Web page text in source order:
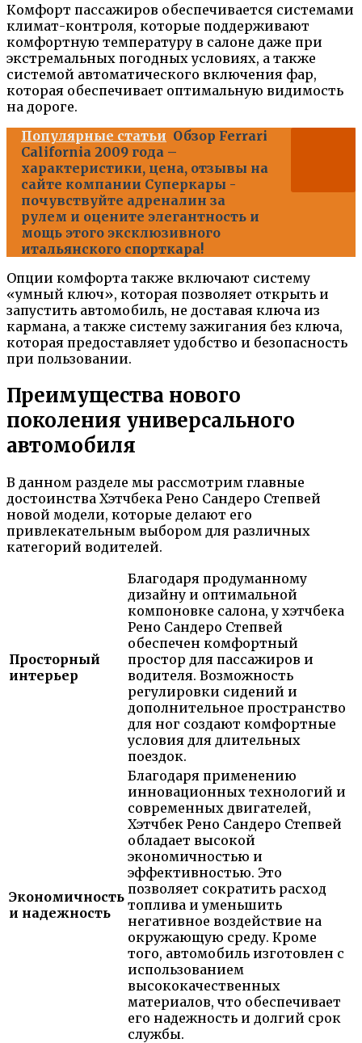
Комфорт пассажиров обеспечивается системами
климат-контроля, которые поддерживают
комфортную температуру в салоне даже при
экстремальных погодных условиях, а также
системой автоматического включения фар,
которая обеспечивает оптимальную видимость
на дороге.
Популярные статьи Обзор Ferrari
California 2009 года –
характеристики, цена, отзывы на
сайте компании Суперкары -
почувствуйте адреналин за
рулем и оцените элегантность и
мощь этого эксклюзивного
итальянского спорткара!
Опции комфорта также включают систему
«умный ключ», которая позволяет открыть и
запустить автомобиль, не доставая ключа из
кармана, а также систему зажигания без ключа,
которая предоставляет удобство и безопасность
при пользовании.
Преимущества нового
поколения универсального
автомобиля
В данном разделе мы рассмотрим главные
достоинства Хэтчбека Рено Сандеро Степвей
новой модели, которые делают его
привлекательным выбором для различных
категорий водителей.
Просторный
интерьер
Благодаря продуманному
дизайну и оптимальной
компоновке салона, у хэтчбека
Рено Сандеро Степвей
обеспечен комфортный
простор для пассажиров и
водителя. Возможность
регулировки сидений и
дополнительное пространство
для ног создают комфортные
условия для длительных
поездок.
Экономичность
и надежность
Благодаря применению
инновационных технологий и
современных двигателей,
Хэтчбек Рено Сандеро Степвей
обладает высокой
экономичностью и
эффективностью. Это
позволяет сократить расход
топлива и уменьшить
негативное воздействие на
окружающую среду. Кроме
того, автомобиль изготовлен с
использованием
высококачественных
материалов, что обеспечивает
его надежность и долгий срок
службы.